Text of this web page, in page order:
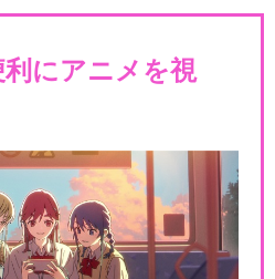
にアニメを視